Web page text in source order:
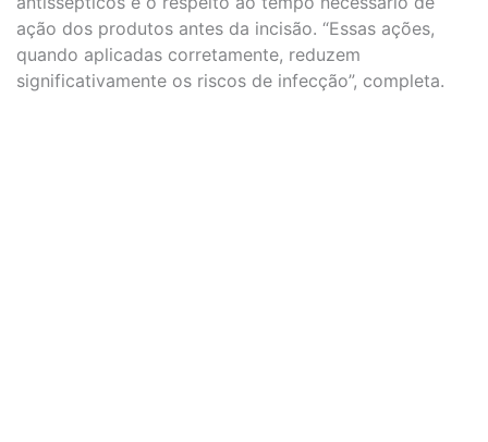
ação dos produtos antes da incisão. “Essas ações,
quando aplicadas corretamente, reduzem
significativamente os riscos de infecção”, completa.